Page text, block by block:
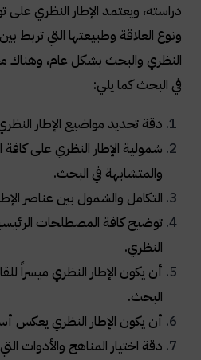
دراسته، ويعتمد الإطار النظري
ونوع العلاقة وطبيعتها التي تربط
النظري والبحث بشكل عام، وهناك
في البحث كما يلي:
دقة تحديد مواضيع الإطار
شمولية الإطار النظري على كافة
والمتشابهة في البحث.
التكامل والشمول بين عناصر
توضيح كافة المصطلحات
النظري.
أن يكون الإطار النظري ميسراً
البحث.
أن يكون الإطار النظري يعكس
دقة اختيار المناهج والأدوات